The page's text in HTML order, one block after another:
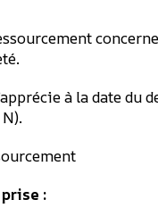
à la date
: